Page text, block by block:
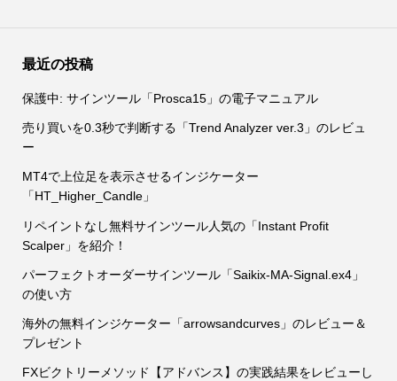
最近の投稿
保護中: サインツール「Prosca15」の電子マニュアル
売り買いを0.3秒で判断する「Trend Analyzer ver.3」のレビュ
ー
MT4で上位足を表示させるインジケーター
「HT_Higher_Candle」
リペイントなし無料サインツール人気の「Instant Profit
Scalper」を紹介！
パーフェクトオーダーサインツール「Saikix-MA-Signal.ex4」
の使い方
海外の無料インジケーター「arrowsandcurves」のレビュー＆
プレゼント
FXビクトリーメソッド【アドバンス】の実践結果をレビューし